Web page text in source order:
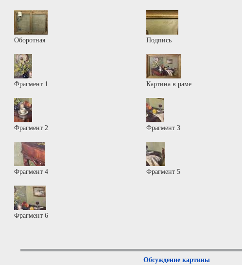
Оборотная Подпись
Фрагмент 1 Картина в раме
Фрагмент 2 Фрагмент 3
Фрагмент 4 Фрагмент 5
Фрагмент 6
Обсуждение картины